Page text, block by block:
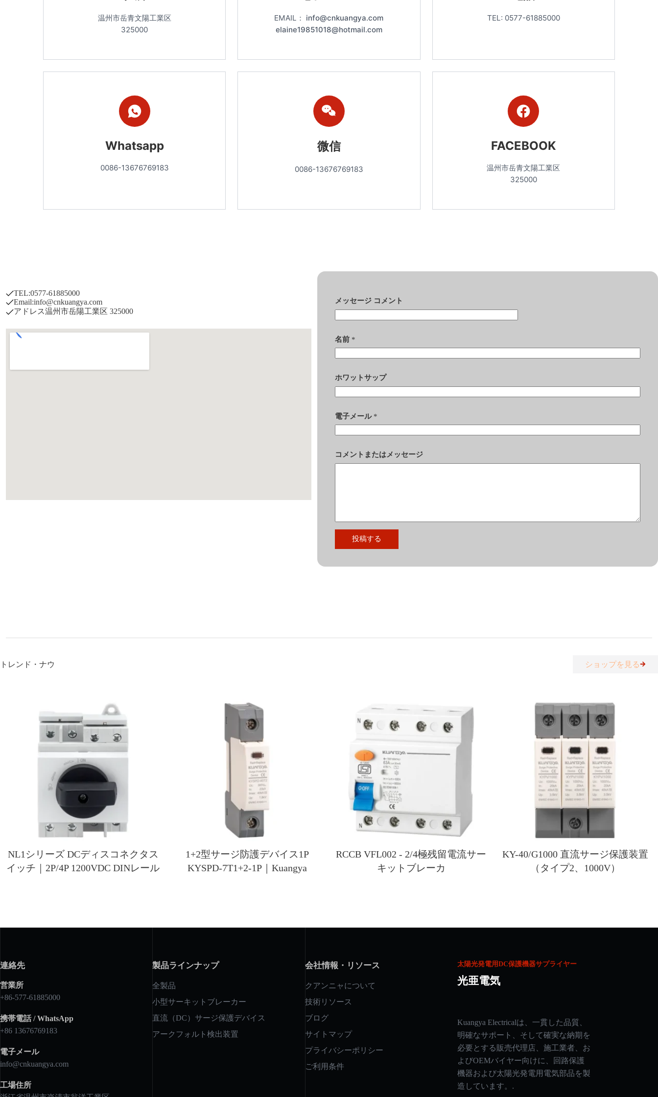
温州市岳青文陽工業区
325000
EMAIL： info@cnkuangya.com
elaine19851018@hotmail.com
TEL: 0577-61885000
Whatsapp
0086-13676769183
微信
0086-13676769183
FACEBOOK
温州市岳青文陽工業区
325000
TEL:0577-61885000
Email:info@cnkuangya.com
アドレス温州市岳陽工業区 325000
メッセージ コメント
名前 *
ホワットサップ
電子メール *
コメントまたはメッセージ
投稿する
トレンド・ナウ ショップを見る
NL1シリーズ DCディスコネクタス
イッチ｜2P/4P 1200VDC DINレール
1+2型サージ防護デバイス1P
KYSPD-7T1+2-1P｜Kuangya
RCCB VFL002 - 2/4極残留電流サー
キットブレーカ
KY-40/G1000 直流サージ保護装置
（タイプ2、1000V）
連絡先
営業所
+86-577-61885000
携帯電話 / WhatsApp
+86 13676769183
電子メール
info@cnkuangya.com
工場住所
製品ラインナップ
全製品
小型サーキットブレーカー
直流（DC）サージ保護デバイス
アークフォルト検出装置
会社情報・リソース
クアンニャについて
技術リソース
ブログ
サイトマップ
プライバシーポリシー
ご利用条件
太陽光発電用DC保護機器サプライヤー
光亜電気
Kuangya Electricalは、一貫した品質、
明確なサポート、そして確実な納期を
必要とする販売代理店、施工業者、お
よびOEMバイヤー向けに、回路保護
機器および太陽光発電用電気部品を製
造しています。.
Italian
Korean
Russian
Arabic